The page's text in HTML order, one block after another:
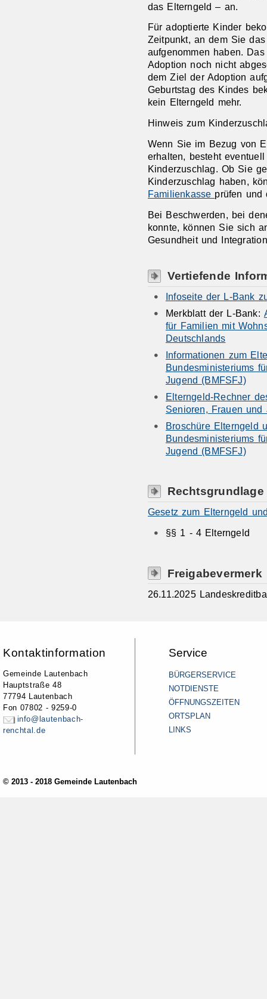
das Elterngeld – an.
Für adoptierte Kinder
Zeitpunkt, an dem Sie
aufgenommen haben.
Adoption noch nicht
dem Ziel der Adoption
Geburtstag des Kindes
kein Elterngeld mehr.
Hinweis zum
Wenn Sie im Bezug von
erhalten, besteht
Kinderzuschlag. Ob Sie
Kinderzuschlag haben,
Familienkasse prüfen und
Bei Beschwerden, bei
konnte, können Sie sich
Gesundheit und
Vertiefende
Infoseite der L-Bank
Merkblatt der L-Bank:
für Familien mit
Deutschlands
Informationen zum
Bundesministeriums
Jugend (BMFSFJ)
Elterngeld-Rechner
Senioren, Frauen und
Broschüre Elterngeld
Bundesministeriums
Jugend (BMFSFJ)
Rechtsgrundlage
Gesetz zum Elterngeld
§§ 1 - 4 Elterngeld
Freigabevermerk
26.11.2025
Kontaktinformation
Gemeinde Lautenbach
Hauptstraße 48
77794 Lautenbach
Fon 07802 - 9259-0
info@lautenbach-
renchtal.de
Service
BÜRGERSERVICE
NOTDIENSTE
ÖFFNUNGSZEITEN
ORTSPLAN
LINKS
© 2013 - 2018 Gemeinde Lautenbach